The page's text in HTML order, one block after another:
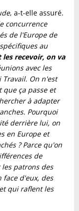
, a-t-elle assuré.
concurrence
de l'Europe de
au
recevoir, on va
avec les
On n'est
que ça passe et
à adapter
Pourquoi
derrière lui, on
en Europe et
? Parce qu'on
de
patrons des
d'eux, des
qui raflent les